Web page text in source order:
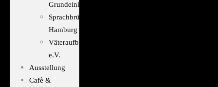
Grundeinkommen
Sprachbrücke
Hamburg
Väteraufbruch
e.V.
Ausstellung
Cafè &